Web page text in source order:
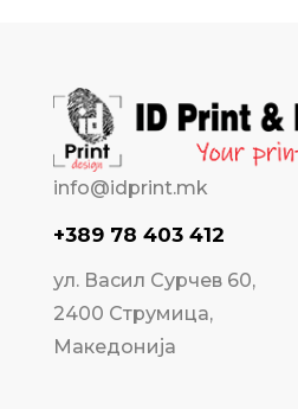
info@idprint.mk
+389 78 403 412
ул. Васил Сурчев 60,
2400 Струмица,
Македонија